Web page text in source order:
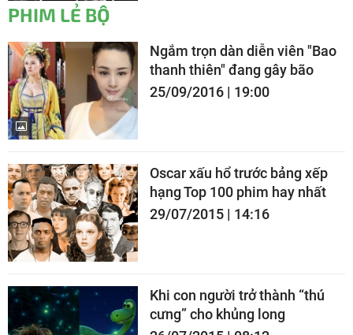
PHIM LẺ BỘ
Ngắm trọn dàn diễn viên "Bao
thanh thiên" đang gây bão
25/09/2016 | 19:00
Oscar xấu hổ trước bảng xếp
hạng Top 100 phim hay nhất
29/07/2015 | 14:16
Khi con người trở thành “thú
cưng” cho khủng long